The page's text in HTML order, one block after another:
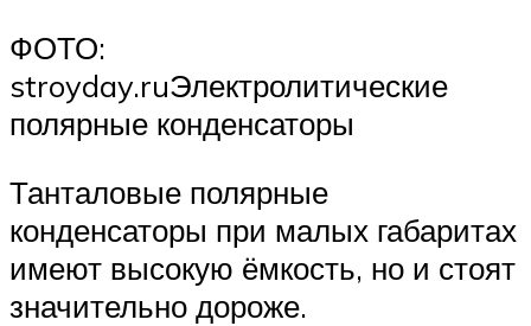
ФОТО:
stroyday.ruЭлектролитические
полярные конденсаторы
Танталовые полярные
конденсаторы при малых габаритах
имеют высокую ёмкость, но и стоят
значительно дороже.